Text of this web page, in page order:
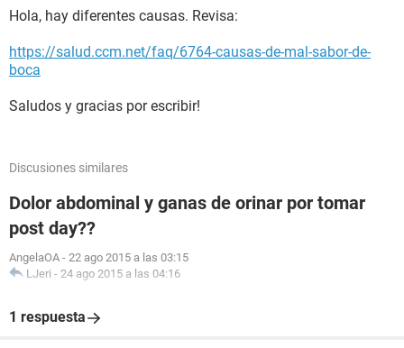
Hola, hay diferentes causas. Revisa:
https://salud.ccm.net/faq/6764-causas-de-mal-sabor-de-
boca
Saludos y gracias por escribir!
Discusiones similares
Dolor abdominal y ganas de orinar por tomar
post day??
AngelaOA - 22 ago 2015 a las 03:15
LJeri - 24 ago 2015 a las 04:16
1 respuesta